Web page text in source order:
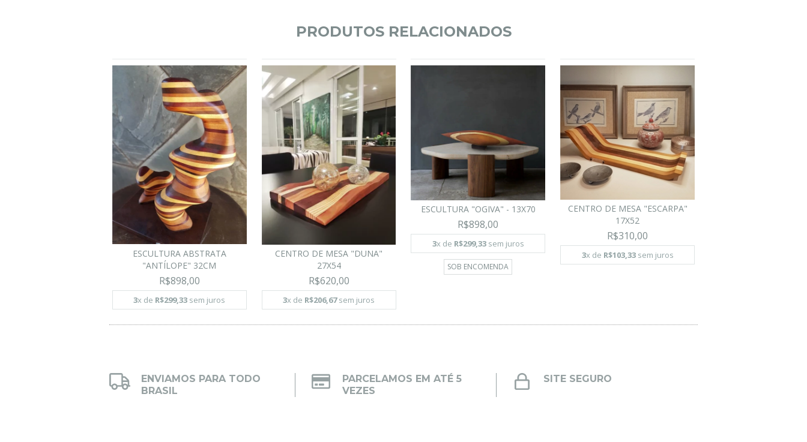
PRODUTOS RELACIONADOS
ESCULTURA ABSTRATA
"ANTÍLOPE" 32CM
R$898,00
3x de R$299,33 sem juros
CENTRO DE MESA "DUNA"
27X54
R$620,00
3x de R$206,67sem juros
ESCULTURA "OGIVA" - 13X70
R$898,00
3x de R$299,33sem juros
SOB ENCOMENDA
CENTRO DE MESA "ESCARPA"
17X52
R$310,00
3x de R$103,33sem juros
ENVIAMOS PARA TODO
BRASIL
PARCELAMOS EM ATÉ 5
VEZES
SITE SEGURO